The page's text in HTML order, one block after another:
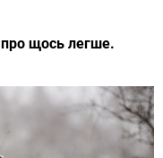
щось легше.